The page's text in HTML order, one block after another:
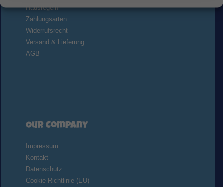
Hausregeln
Zahlungsarten
Widerrufsrecht
Versand & Lieferung
AGB
Our Company
Impressum
Kontakt
Datenschutz
Cookie-Richtlinie (EU)